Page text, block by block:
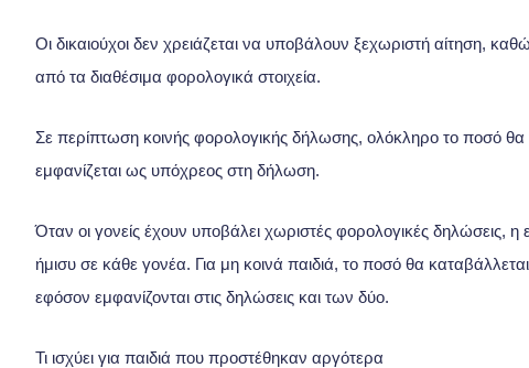
Οι δικαιούχοι δεν χρειάζεται να υποβάλουν ξεχωριστή αίτηση,
από τα διαθέσιμα φορολογικά στοιχεία.
Σε περίπτωση κοινής φορολογικής δήλωσης, ολόκληρο το ποσό
εμφανίζεται ως υπόχρεος στη δήλωση.
Όταν οι γονείς έχουν υποβάλει χωριστές φορολογικές δηλώσεις,
ήμισυ σε κάθε γονέα. Για μη κοινά παιδιά, το ποσό θα
εφόσον εμφανίζονται στις δηλώσεις και των δύο.
Τι ισχύει για παιδιά που προστέθηκαν αργότερα